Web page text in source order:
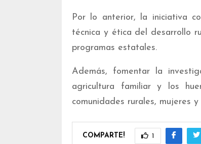
Por lo anterior, la iniciativa
técnica y ética del desarrollo
programas estatales.
Además, fomentar la
agricultura familiar y los
comunidades rurales, mujeres
COMPARTE! 1